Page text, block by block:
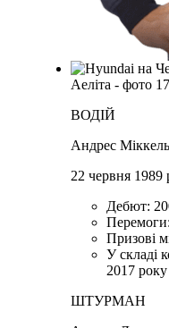
ВОДІЙ
Андрес
22 червня 1989
Дебют:
Призові
У складі
2017 року
ШТУРМАН